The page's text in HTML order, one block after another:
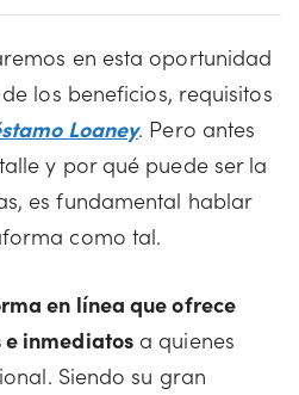
en esta oportunidad
los beneficios, requisitos
Loaney. Pero antes
y por qué puede ser la
es fundamental hablar
como tal.
en línea que ofrece
e inmediatosa quienes
Siendo su gran